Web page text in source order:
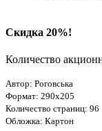
Скидка 20%!
Количество
Автор: Роговська
Формат: 290х205
Количество страниц: 96
Обложка: Картон